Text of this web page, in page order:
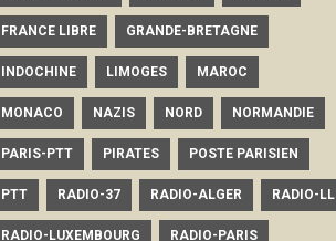
FRANCE LIBRE GRANDE-BRETAGNE
INDOCHINE LIMOGES MAROC
MONACO NAZIS NORD NORMANDIE
PARIS-PTT PIRATES POSTE PARISIEN
PTT RADIO-37 RADIO-ALGER RADIO-LL
RADIO-LUXEMBOURG RADIO-PARIS